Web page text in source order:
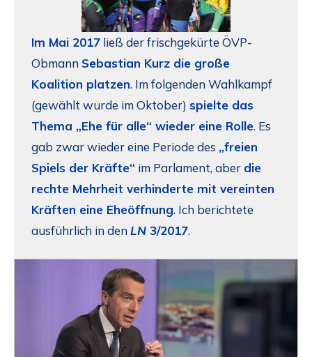
Im Mai 2017 ließ der frischgekürte ÖVP-
Obmann Sebastian Kurz die große
Koalition platzen. Im folgenden Wahlkampf
(gewählt wurde im Oktober) spielte das
Thema „Ehe für alle“ wieder eine Rolle. Es
gab zwar wieder eine Periode des „freien
Spiels der Kräfte“ im Parlament, aber die
rechte Mehrheit verhinderte mit vereinten
Kräften eine Eheöffnung. Ich berichtete
ausführlich in den LN 3/2017.